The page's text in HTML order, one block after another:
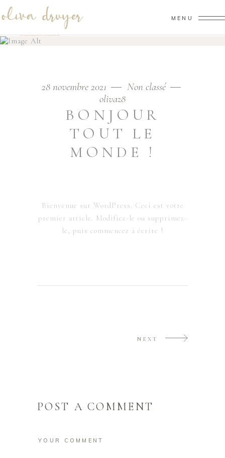
MENU
PHOTOGRAPHE MARIAGE FAMILLE MONTPELLIER HÉRAULT GARD
28 novembre 2021
Non classé
olivaz8
BONJOUR
TOUT LE
MONDE !
Bienvenue sur WordPress. Ceci est votre
premier article. Modifiez-le ou supprimez-
le, puis commencez à écrire !
NEXT
POST A COMMENT